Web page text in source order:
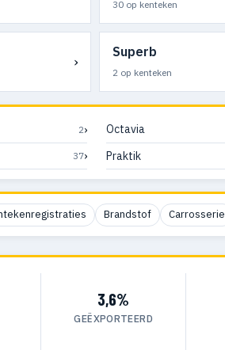
30 op kenteken
›
Superb
2 op kenteken
2›
37›
Octavia
Praktik
Brandstof Carrosserie
3,6%
GEËXPORTEERD